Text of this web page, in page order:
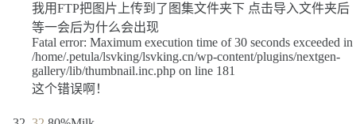
我用FTP把图片上传到了图集文件夹下 点击导入文件夹后
等一会后为什么会出现
Fatal error: Maximum execution time of 30 seconds exceeded in
/home/.petula/lsvking/lsvking.cn/wp-content/plugins/nextgen-
gallery/lib/thumbnail.inc.php on line 181
这个错误啊！